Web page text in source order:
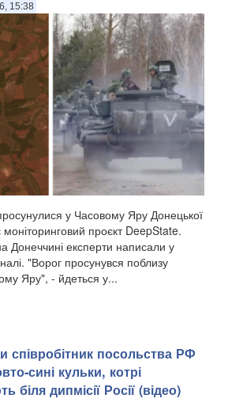
15:38
у Часовому Яру Донецької
моніторинговий проєкт DeepState.
Донеччині експерти написали у
"Ворог просунувся поблизу
Яру", - йдеться у...
співробітник посольства РФ
сині кульки, котрі
біля дипмісії Росії (відео)